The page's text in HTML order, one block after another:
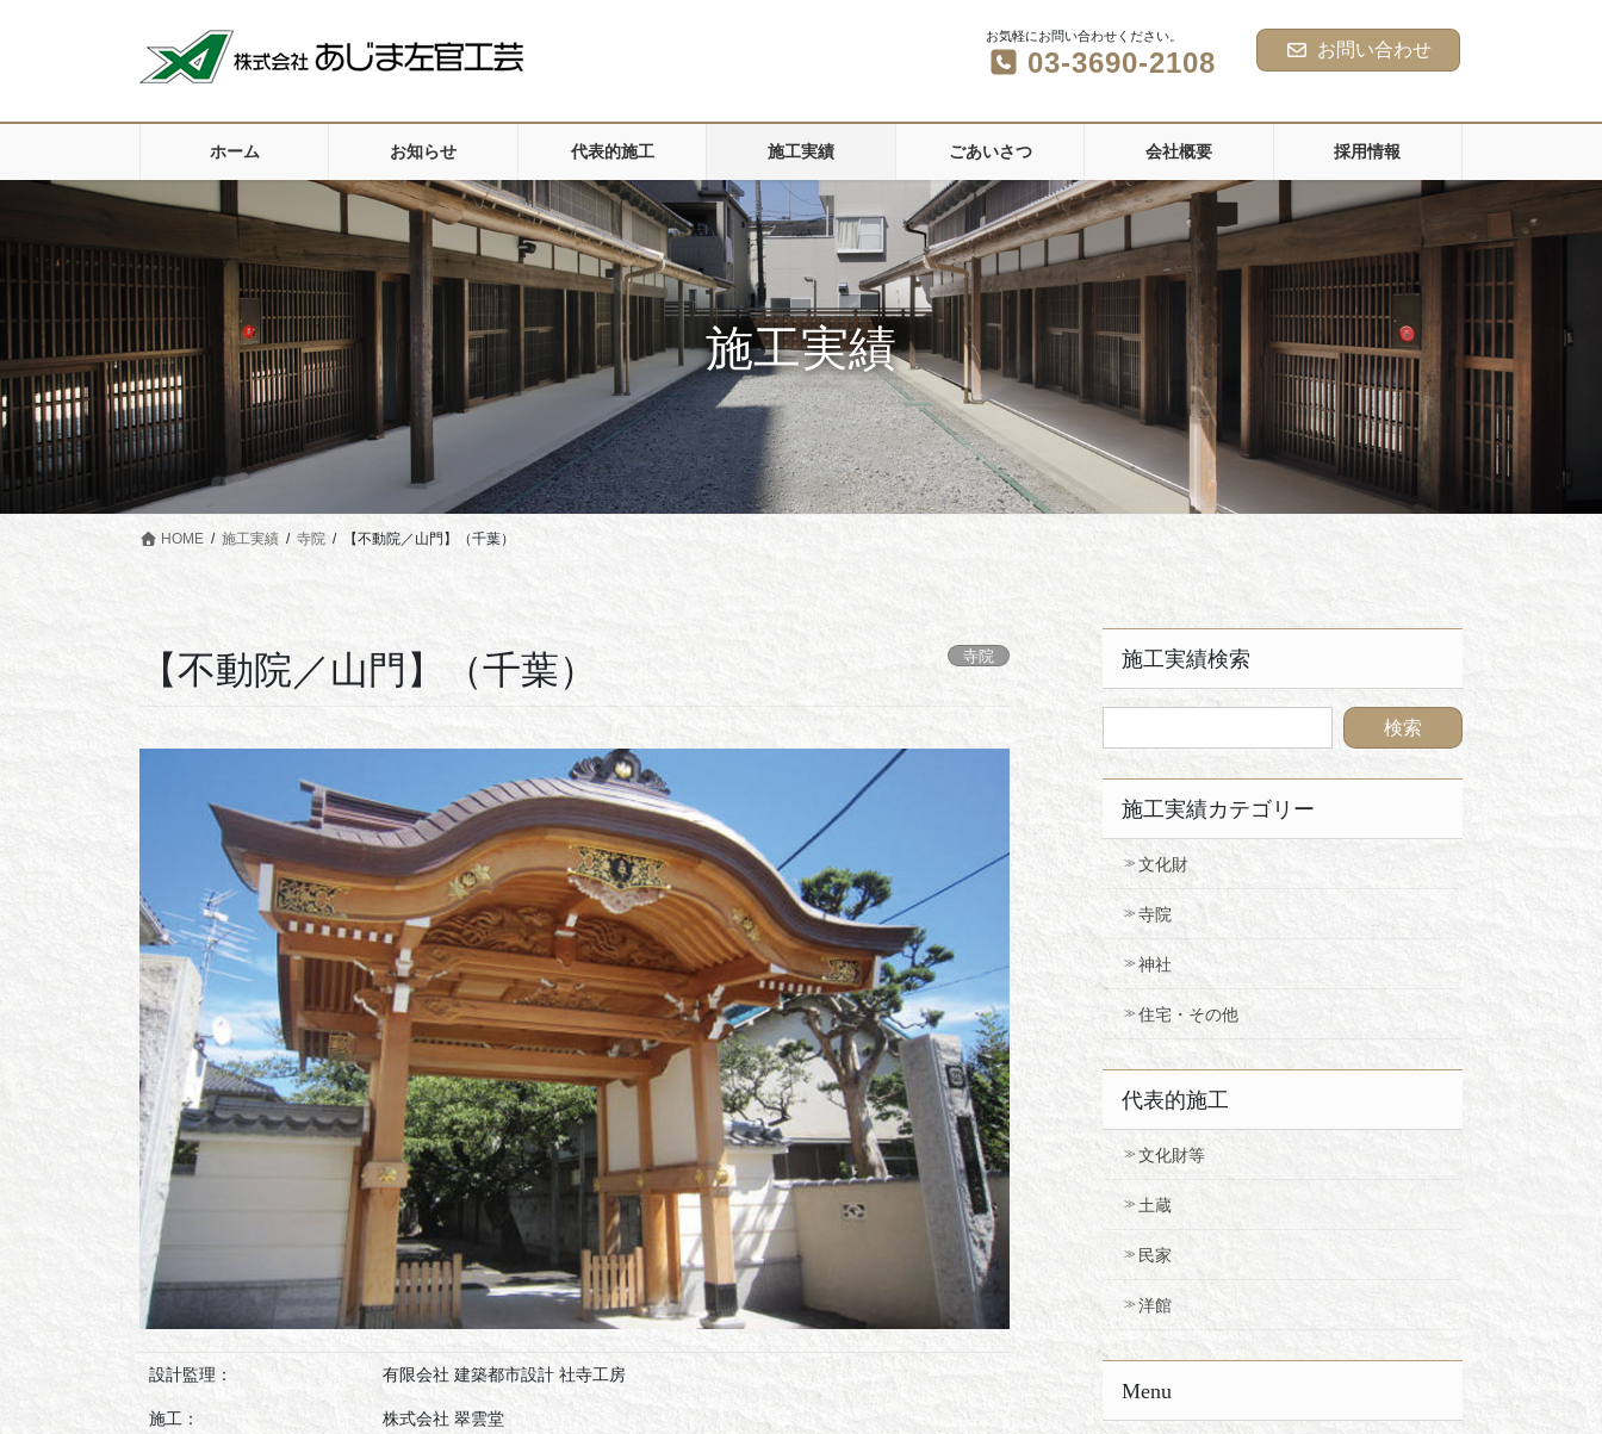
ツ
移
シ
ン
お気軽にお問い合わせください。
03-3690-2108 お問い合わせ
ホーム お知らせ 代表的施工 施工実績 ごあいさつ 会社概要 採用情報
施工実績
HOME 施工実績 寺院 【不動院／山門】（千葉）
寺院
【不動院／山門】（千葉）
設計監理： 有限会社 建築都市設計 社寺工房
施工： 株式会社 翠雲堂
施工実績検索
施工実績カテゴリー
文化財
寺院
神社
住宅・その他
代表的施工
文化財等
土蔵
民家
洋館
Menu